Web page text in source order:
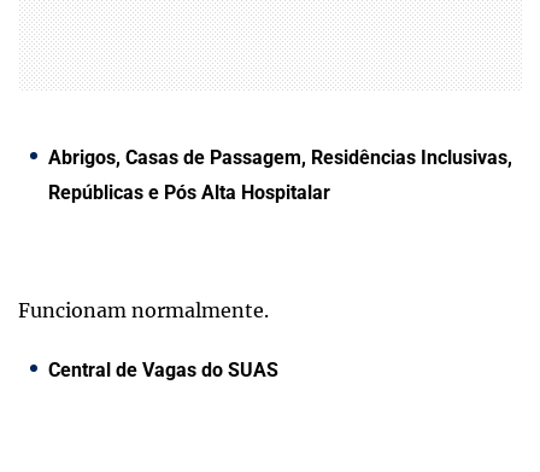
Abrigos, Casas de Passagem, Residências Inclusivas,
Repúblicas e Pós Alta Hospitalar
Funcionam normalmente.
Central de Vagas do SUAS